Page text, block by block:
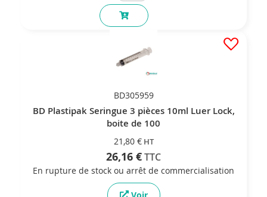
BD305959
BD Plastipak Seringue 3 pièces 10ml Luer Lock,
boite de 100
21,80 €
26,16 €
En rupture de stock ou arrêt de commercialisation